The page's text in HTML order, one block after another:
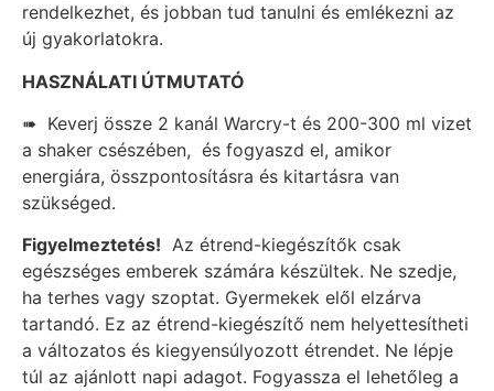
rendelkezhet, és jobban tud tanulni és emlékezni az
új gyakorlatokra.
HASZNÁLATI ÚTMUTATÓ
➠ Keverj össze 2 kanál Warcry-t és 200-300 ml vizet
a shaker csészében, és fogyaszd el, amikor
energiára, összpontosításra és kitartásra van
szükséged.
Figyelmeztetés! Az étrend-kiegészítők csak
egészséges emberek számára készültek. Ne szedje,
ha terhes vagy szoptat. Gyermekek elől elzárva
tartandó. Ez az étrend-kiegészítő nem helyettesítheti
a változatos és kiegyensúlyozott étrendet. Ne lépje
túl az ajánlott napi adagot. Fogyassza el lehetőleg a